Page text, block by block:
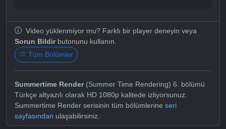
Video yüklenmiyor mu? Farklı bir player deneyin veya
Sorun Bildirbutonunu kullanın.
Tüm Bölümler
Summertime Render(Summer Time Rendering) 6. bölümü
Türkçe altyazılı olarak HD 1080p kalitede izliyorsunuz.
Summertime Render serisinin tüm bölümlerine seri
sayfasından ulaşabilirsiniz.